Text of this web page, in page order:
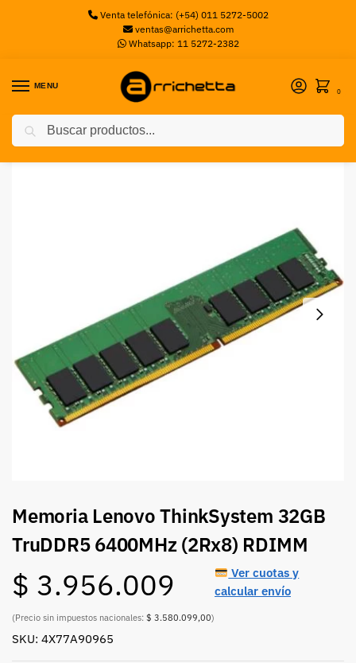
Venta telefónica: (+54) 011 5272-5002
ventas@arrichetta.com
Whatsapp: 11 5272-2382
MENU
0
Inicio Servidores y Storage /
Memoria Lenovo ThinkSystem 32GB
TruDDR5 6400MHz (2Rx8) RDIMM
$ 3.956.009
(Precio sin impuestos nacionales: $ 3.580.099,00)
Ver cuotas y
calcular envío
SKU: 4X77A90965